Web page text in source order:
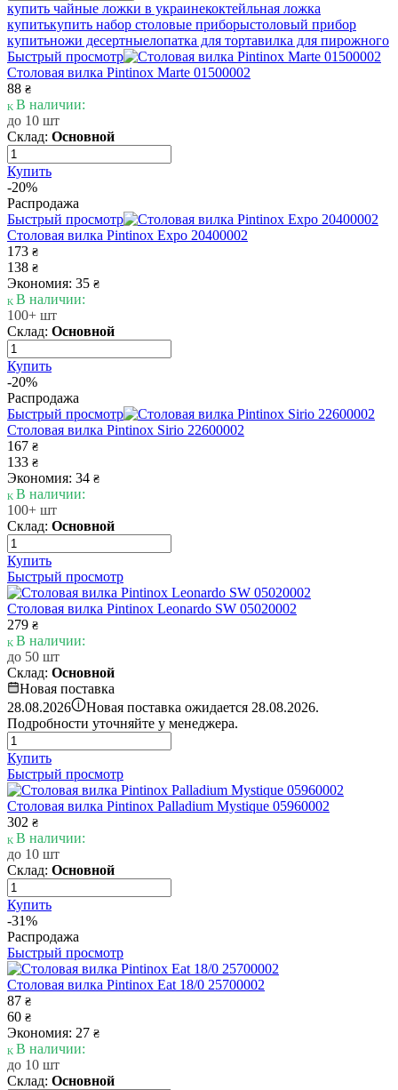
купить чайные ложки в украинекоктейльная ложка
купитькупить набор столовые приборыстоловый прибор
купитьножи десертныелопатка для тортавилка для пирожного
Быстрый просмотр
Столовая вилка Pintinox Marte 01500002
88 ₴
В наличии:
до 10 шт
Склад: Основной
Купить
-20%
Распродажа
Быстрый просмотр
Столовая вилка Pintinox Expo 20400002
173 ₴
138 ₴
Экономия: 35 ₴
В наличии:
100+ шт
Склад: Основной
Купить
-20%
Распродажа
Быстрый просмотр
Столовая вилка Pintinox Sirio 22600002
167 ₴
133 ₴
Экономия: 34 ₴
В наличии:
100+ шт
Склад: Основной
Купить
Быстрый просмотр
Столовая вилка Pintinox Leonardo SW 05020002
279 ₴
В наличии:
до 50 шт
Склад: Основной
Новая поставка
28.08.2026 i Новая поставка ожидается 28.08.2026.
Подробности уточняйте у менеджера.
Купить
Быстрый просмотр
Столовая вилка Pintinox Palladium Mystique 05960002
302 ₴
В наличии:
до 10 шт
Склад: Основной
Купить
-31%
Распродажа
Быстрый просмотр
Столовая вилка Pintinox Eat 18/0 25700002
87 ₴
60 ₴
Экономия: 27 ₴
В наличии:
до 10 шт
Склад: Основной